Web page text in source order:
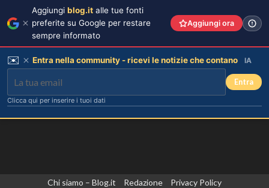
Chi siamo – Blog.it Redazione Privacy Policy
Aggiungi blog.it alle tue fonti
preferite su Google per restare
sempre informato
Aggiungi ora
✉️ Entra nella community - ricevi le notizie che contano IA
Entra
Clicca qui per inserire i tuoi dati